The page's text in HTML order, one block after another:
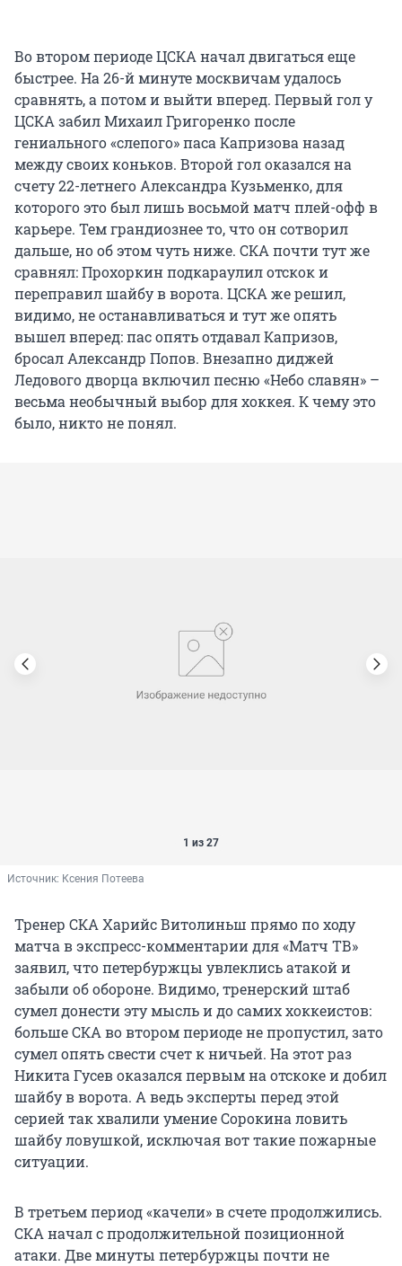
Во втором периоде ЦСКА начал двигаться еще
быстрее. На 26-й минуте москвичам удалось
сравнять, а потом и выйти вперед. Первый гол у
ЦСКА забил Михаил Григоренко после
гениального «слепого» паса Капризова назад
между своих коньков. Второй гол оказался на
счету 22-летнего Александра Кузьменко, для
которого это был лишь восьмой матч плей-офф в
карьере. Тем грандиознее то, что он сотворил
дальше, но об этом чуть ниже. СКА почти тут же
сравнял: Прохоркин подкараулил отскок и
переправил шайбу в ворота. ЦСКА же решил,
видимо, не останавливаться и тут же опять
вышел вперед: пас опять отдавал Капризов,
бросал Александр Попов. Внезапно диджей
Ледового дворца включил песню «Небо славян» –
весьма необычный выбор для хоккея. К чему это
было, никто не понял.
1 из 27
Источник: Ксения Потеева
Тренер СКА Харийс Витолиньш прямо по ходу
матча в экспресс-комментарии для «Матч ТВ»
заявил, что петербуржцы увлеклись атакой и
забыли об обороне. Видимо, тренерский штаб
сумел донести эту мысль и до самих хоккеистов:
больше СКА во втором периоде не пропустил, зато
сумел опять свести счет к ничьей. На этот раз
Никита Гусев оказался первым на отскоке и добил
шайбу в ворота. А ведь эксперты перед этой
серией так хвалили умение Сорокина ловить
шайбу ловушкой, исключая вот такие пожарные
ситуации.
В третьем период «качели» в счете продолжились.
СКА начал с продолжительной позиционной
атаки. Две минуты петербуржцы почти не